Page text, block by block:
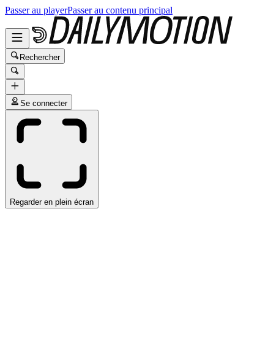
Passer au playerPasser au contenu principal
Rechercher
Se connecter
Regarder en plein écran